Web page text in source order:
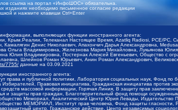
ссылка на портал «ИнфоШОС» обязательна.
изданиях необходимо письменное согласие редакции
и нажмите клавиши Ctrl+Enter
выполняющих функции иностранного агента:
Крым.Реалии, Телеканал Настоящее Время, Azatliq Radiosi, PCE/
Камалягин Денис Николаевич, Апахончич Дарья Александровна,
Ольга Владимировна, Железнова Мария Михайловна, Лукьянова
Юлия Владимировна, Постернак Алексей Евгеньевич, Общество с
Шлейнов Роман Юрьевич, Анин Роман Александрович,
7755/ данные на 03.09.2021
иностранного агента:
права и публичной политики, Лаборатория социальных наук, Фонд
Правовая инициатива, Гражданская инициатива против
массовой информации, Горячая Линия, В защиту прав
и защиты прав граждан, Благотворительный фонд помощи
Мемориал, Аналитический Центр Юрия Левады,
МЕМОРИАЛ, Институт прав человека, Фонд защиты гласности,
центр, Гражданское действие, Центр независимых